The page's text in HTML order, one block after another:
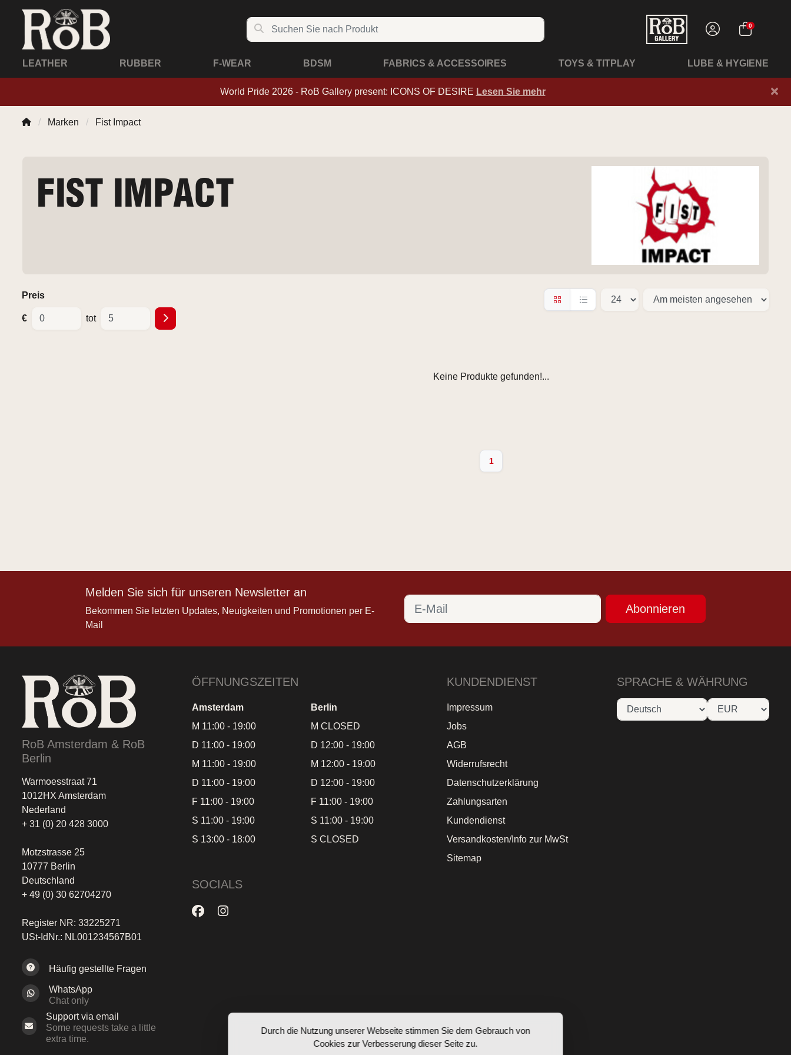
Durch die Nutzung unserer Webseite stimmen Sie dem Gebrauch von
Cookies zur Verbesserung dieser Seite zu.
0
LEATHER RUBBER F-WEAR BDSM FABRICS & ACCESSOIRES TOYS & TITPLAY LUBE & HYGIENE
World Pride 2026 - RoB Gallery present: ICONS OF DESIRE Lesen Sie mehr ×
Marken Fist Impact
FIST IMPACT
Preis
€ tot
Keine Produkte gefunden!...
1
Melden Sie sich für unseren Newsletter an
Bekommen Sie letzten Updates, Neuigkeiten und Promotionen per E-
Mail
Abonnieren
RoB Amsterdam & RoB
Berlin
Warmoesstraat 71
1012HX Amsterdam
Nederland
+ 31 (0) 20 428 3000
Motzstrasse 25
10777 Berlin
Deutschland
+ 49 (0) 30 62704270
Register NR: 33225271
USt-IdNr.: NL001234567B01
Häufig gestellte Fragen
WhatsApp
Chat only
Support via email
Some requests take a little
extra time.
ÖFFNUNGSZEITEN
Amsterdam
Berlin
M 11:00 - 19:00
D 11:00 - 19:00
M 11:00 - 19:00
D 11:00 - 19:00
F 11:00 - 19:00
S 11:00 - 19:00
S 13:00 - 18:00
M CLOSED
D 12:00 - 19:00
M 12:00 - 19:00
D 12:00 - 19:00
F 11:00 - 19:00
S 11:00 - 19:00
S CLOSED
SOCIALS
KUNDENDIENST
Impressum
Jobs
AGB
Widerrufsrecht
Datenschutzerklärung
Zahlungsarten
Kundendienst
Versandkosten/Info zur MwSt
Sitemap
SPRACHE & WÄHRUNG